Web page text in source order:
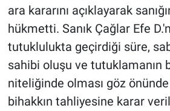
ara kararını açıklayarak
hükmetti. Sanık Çağlar Efe
tutuklulukta geçirdiği süre,
sahibi oluşu ve tutuklamanın
niteliğinde olması göz
bihakkın tahliyesine karar